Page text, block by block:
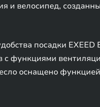
и велосипед,
посадки
функциями
оснащено